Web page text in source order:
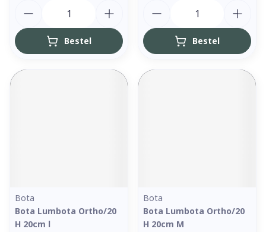
Bestel Bestel
Bota
Bota Lumbota Ortho/20
H 20cm l
Bota
Bota Lumbota Ortho/20
H 20cm M